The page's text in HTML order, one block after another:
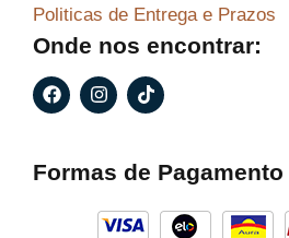
Politicas de Entrega e Prazos
Onde nos encontrar:
F
a
c
o
I
n
s
g
a
m
T
i
k
k
Formas de Pagamento